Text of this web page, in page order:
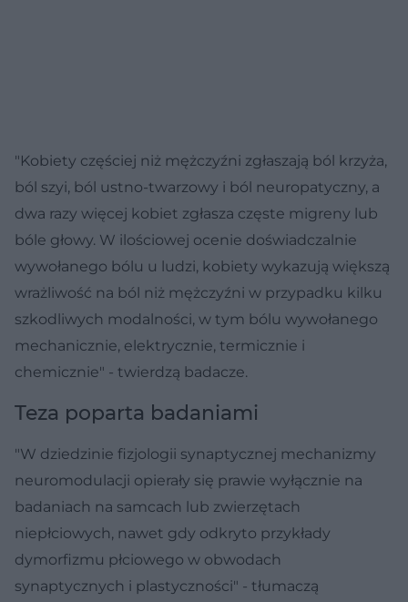
"Kobiety częściej niż mężczyźni zgłaszają ból krzyża,
ból szyi, ból ustno-twarzowy i ból neuropatyczny, a
dwa razy więcej kobiet zgłasza częste migreny lub
bóle głowy. W ilościowej ocenie doświadczalnie
wywołanego bólu u ludzi, kobiety wykazują większą
wrażliwość na ból niż mężczyźni w przypadku kilku
szkodliwych modalności, w tym bólu wywołanego
mechanicznie, elektrycznie, termicznie i
chemicznie" - twierdzą badacze.
Teza poparta badaniami
"W dziedzinie fizjologii synaptycznej mechanizmy
neuromodulacji opierały się prawie wyłącznie na
badaniach na samcach lub zwierzętach
niepłciowych, nawet gdy odkryto przykłady
dymorfizmu płciowego w obwodach
synaptycznych i plastyczności" - tłumaczą